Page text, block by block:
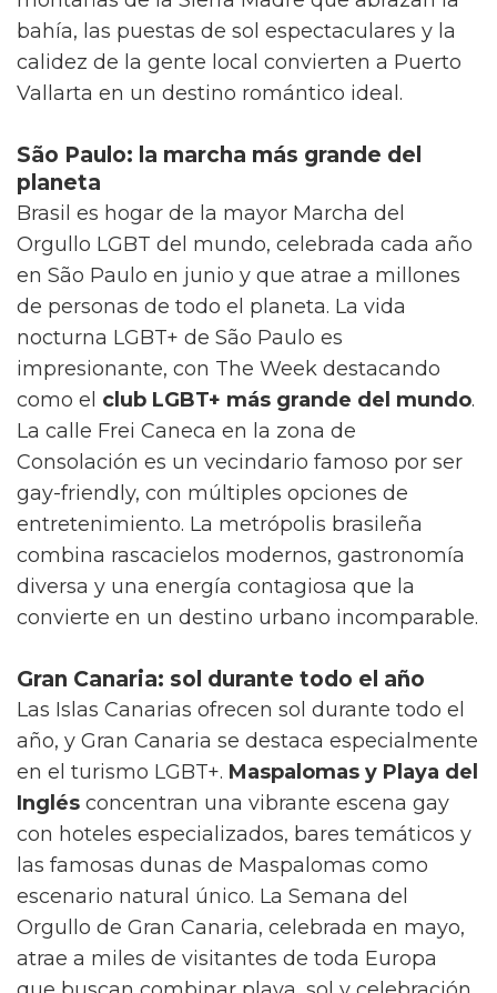
bahía, las puestas de sol espectaculares y la
calidez de la gente local convierten a Puerto
Vallarta en un destino romántico ideal.
São Paulo: la marcha más grande del
planeta
Brasil es hogar de la mayor Marcha del
Orgullo LGBT del mundo, celebrada cada año
en São Paulo en junio y que atrae a millones
de personas de todo el planeta. La vida
nocturna LGBT+ de São Paulo es
impresionante, con The Week destacando
como el club LGBT+ más grande del mundo.
La calle Frei Caneca en la zona de
Consolación es un vecindario famoso por ser
gay-friendly, con múltiples opciones de
entretenimiento. La metrópolis brasileña
combina rascacielos modernos, gastronomía
diversa y una energía contagiosa que la
convierte en un destino urbano incomparable.
Gran Canaria: sol durante todo el año
Las Islas Canarias ofrecen sol durante todo el
año, y Gran Canaria se destaca especialmente
en el turismo LGBT+. Maspalomas y Playa del
Inglés concentran una vibrante escena gay
con hoteles especializados, bares temáticos y
las famosas dunas de Maspalomas como
escenario natural único. La Semana del
Orgullo de Gran Canaria, celebrada en mayo,
atrae a miles de visitantes de toda Europa